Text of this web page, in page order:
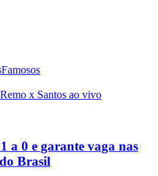
Famosos
Remo x Santos ao vivo
a 0 e garante vaga nas
Brasil